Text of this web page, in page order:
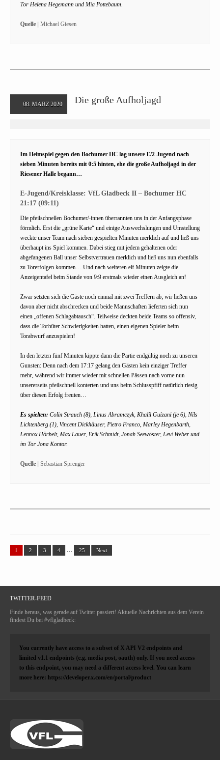
Tor Helena Hegemann und Mia Pottebaum.
Quelle | Michael Giesen
08. MÄRZ 2020 Die große Aufholjagd
Im Heimspiel gegen den Bochumer HC lag unsere E/2-Jugend nach
sieben Minuten bereits mit 0:5 hinten, ehe die große Aufholjagd in der
Riesener Halle begann…
E-Jugend/Kreisklasse: VfL Gladbeck II – Bochumer HC
21:17 (09:11)
Die pfeilschnellen Bochumer/-innen überrannten uns in der Anfangsphase
förmlich. Erst die „grüne Karte“ und einige Auswechslungen und Umstellung
weckte unser Team nach sieben gespielten Minuten merklich auf und ließ uns
überhaupt ins Spiel kommen. Dabei stieg mit jedem gehaltenen oder
abgefangenen Ball unser Selbstvertrauen merklich und ließ uns nun ebenfalls
zu Torerfolgen kommen… Und nach weiteren elf Minuten zeigte die
Anzeigentafel beim Stande von 9:9 erstmals wieder einen Ausgleich an!
Zwar setzten sich die Gäste noch einmal mit zwei Treffern ab; wir ließen uns
davon aber nicht abschrecken und beide Mannschaften lieferten sich nun
einen „offenen Schlagabtausch“. Teilweise deckten beide Teams so offensiv,
dass die Torhüter Schwierigkeiten hatten, einen eigenen Spieler beim
Torabwurf anzuspielen!
In den letzten fünf Minuten kippte dann die Partie endgültig noch zu unseren
Gunsten: Denn nach dem 17:17 gelang den Gästen kein einziger Treffer
mehr, während wir immer wieder mit schnellen Pässen nach vorne nun
unsererseits pfeilschnell konterten und uns beim Schlusspfiff natürlich riesig
über diesen Erfolg freuten…
Es spielten: Colin Strauch (8), Linus Abramczyk, Khalil Guizani (je 6), Nils
Lichtenberg (1), Vincent Dickhäuser, Pietro Franco, Marley Hegenbarth,
Lennox Hörbelt, Max Lauer, Erik Schmidt, Jonah Seewöster, Levi Weber und
im Tor Jona Kontor.
Quelle | Sebastian Sprenger
1 2 3 4 25 Next
TWITTER-FEED
Finde heraus, was gerade auf Twitter passiert! Aktuelle Nachrichten aus dem Verein
findest Du bei #vflgladbeck:
You currently have access to a subset of X API V2 endpoints and
limited v1.1 endpoints (e.g. media post, oauth) only. If you need access
to this endpoint, you may need a different access level. You can learn
more here: https://developer.x.com/en/portal/product